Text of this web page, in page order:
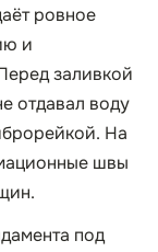
ровное
и
заливкой
отдавал воду
На
швы
под